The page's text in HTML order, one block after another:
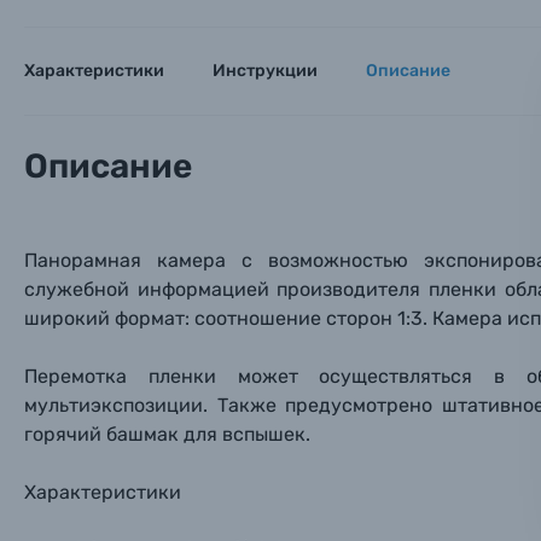
Ваш
Ваш
Вспышки для фотоаппаратов
Электроника
Осветительное оборудование
Заказ
Вами с
Номер
Характеристики Инструкции Описание
Описание
Панорамная камера c возможностью
служебной информацией производителя пленки
широкий формат: соотношение сторон 1:3. Камера
Перемотка пленки может осуществляться в
мультиэкспозиции. Также предусмотрено
горячий башмак для вспышек.
Характеристики
Ваш